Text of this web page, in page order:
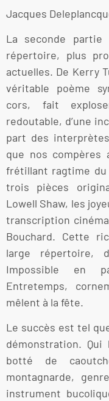
Jacques
La seconde
répertoire, plus
actuelles. De Kerry
véritable poème
cors, fait
redoutable, d’une
part des
que nos compères
frétillant ragtime
trois pièces
Lowell Shaw, les
transcription
Bouchard. Cette
large répertoire,
Impossible en
Entretemps,
mêlent à la fête.
Le succès est tel
démonstration. Qui
botté de
montagnarde,
instrument